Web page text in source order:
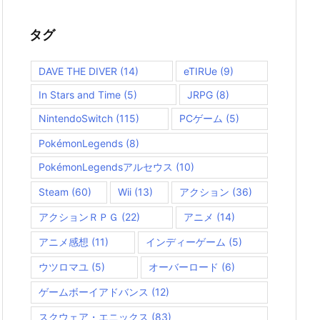
ー
タグ
DAVE THE DIVER (14) eTIRUe (9)
In Stars and Time (5) JRPG(8)
NintendoSwitch (115) PCゲーム (5)
PokémonLegends (8)
PokémonLegendsアルセウス (10)
Steam (60) Wii (13) アクション (36)
アクションＲＰＧ (22) アニメ (14)
アニメ感想 (11) インディーゲーム (5)
ウツロマユ (5) オーバーロード (6)
ゲームボーイアドバンス (12)
スクウェア・エニックス (83)